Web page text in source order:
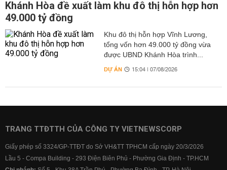
Khánh Hòa đề xuất làm khu đô thị hỗn hợp hơn
49.000 tỷ đồng
Khu đô thị hỗn hợp Vĩnh Lương,
tổng vốn hơn 49.000 tỷ đồng vừa
được UBND Khánh Hòa trình...
DỰ ÁN 15:04 | 07/08/2026
TRANG TTĐTTH CỦA CÔNG TY VIETNEWSCORP
Giấy phép số 3324/GP-TTĐT do Sở VH&TT TPHCM cấp ngày 20/3/2026
Lầu 5 - Compa Building - 293 Điện Biên Phủ - Phường Gia Định - TP.HCM